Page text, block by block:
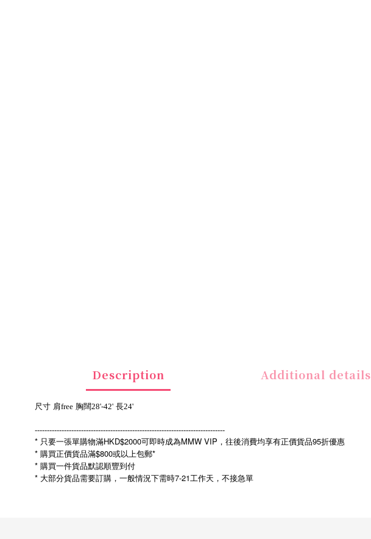
Description Additional details
尺寸 肩free 胸闊28'-42' 長24'
------------------------------------------------------------------------------
* 只要一張單購物滿HKD$2000可即時成為MMW VIP，往後消費均享有正價貨品95折優惠
* 購買正價貨品滿$800或以上包郵*
* 購買一件貨品默認順豐到付
* 大部分貨品需要訂購，一般情況下需時7-21工作天，不接急單